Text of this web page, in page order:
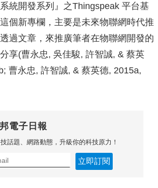
統開發系列』之Thingspeak 平台基
個新專欄，主要是未來物聯網時代推
過文章，來推廣筆者在物聯網開發的
享(曹永忠, 吳佳駿, 許智誠, & 蔡英
曹永忠, 許智誠, & 蔡英德, 2015a,
電子日報
話題、網路動態，升級你的科技原力！
立即訂閱